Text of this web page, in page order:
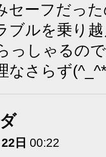
セーフだっ
ブルを乗り
っしゃるの
なさらず
日 00:22